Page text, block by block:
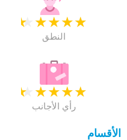
★
★
★
★
★
النطق
★
★
★
★
★
رأي الأجانب
الأقسام